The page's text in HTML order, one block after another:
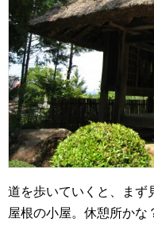
道を歩いていくと、まず
屋根の小屋。休憩所かな